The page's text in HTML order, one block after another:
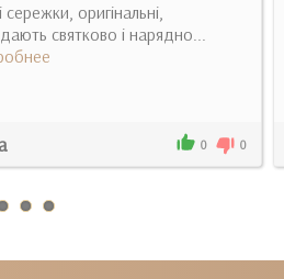
сережки, оригінальні,
святково і нарядно...
0 0